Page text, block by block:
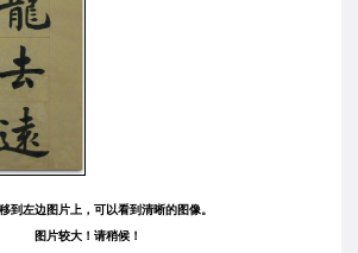
到左边图片上，可以看到清晰的图像。
图片较大！请稍候！